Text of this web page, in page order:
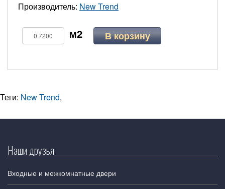
Производитель: New Trend
В корзину
Теги: New Trend,
Наши друзья
Входные и межкомнатные двери